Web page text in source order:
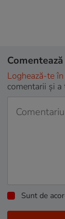
Comentează
Loghează-te
comentarii și
Sunt de